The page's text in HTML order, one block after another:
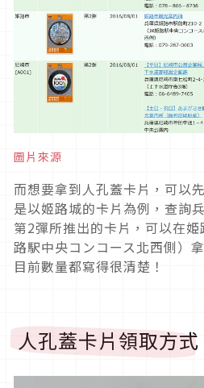
圖片來源
而想要拿到人孔蓋卡片，可以
是以姬路城的卡片為例，查詢
第2彈所推出的卡片，可以在
路駅中央コンコース北西側）
目前數量都寫得很清楚！
人孔蓋卡片領取方式